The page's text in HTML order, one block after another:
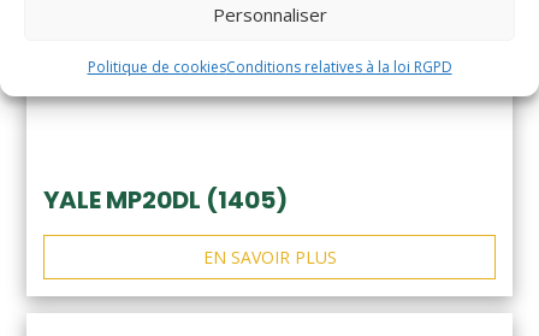
Personnaliser
Politique de cookiesConditions relatives à la loi RGPD
YALE MP20DL (1405)
EN SAVOIR PLUS